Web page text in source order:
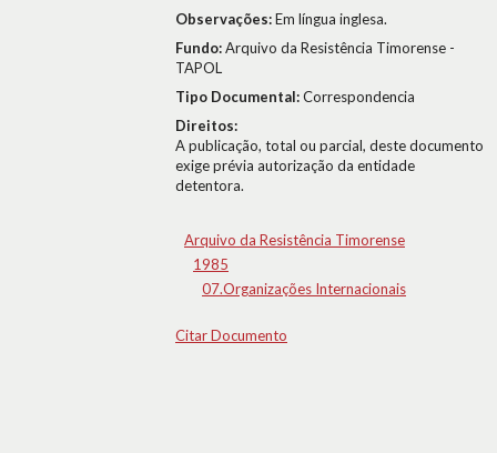
Observações:Em língua inglesa.
Fundo:Arquivo da Resistência Timorense -
TAPOL
Tipo Documental:Correspondencia
Direitos:
A publicação, total ou parcial, deste documento
exige prévia autorização da entidade
detentora.
Arquivo da Resistência Timorense
1985
07.Organizações Internacionais
Citar Documento